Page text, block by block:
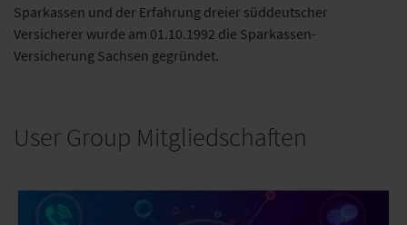
Sparkassen und der Erfahrung dreier süddeutscher
Versicherer wurde am 01.10.1992 die Sparkassen-
Versicherung Sachsen gegründet.
User Group Mitgliedschaften